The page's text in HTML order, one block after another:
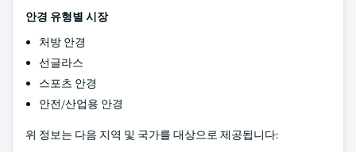
안경 유형별 시장
처방 안경
선글라스
스포츠 안경
안전/산업용 안경
위 정보는 다음 지역 및 국가를 대상으로 제공됩니다: